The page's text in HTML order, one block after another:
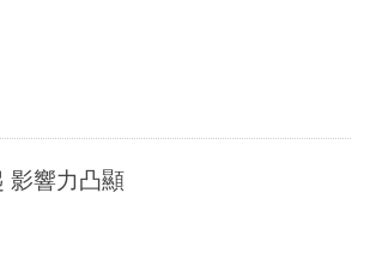
影響力凸顯